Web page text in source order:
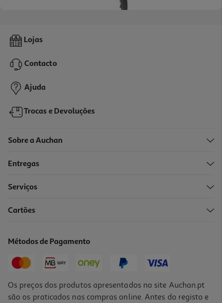
Secador De Cabelo Qilive Q.7760 2200w Com Difusor E Tecnologia
Iónica
19,99 €
Lojas
Contacto
Ajuda
Trocas e Devoluções
Sobre a Auchan
Entregas
Serviços
Cartões
Métodos de Pagamento
Os preços dos produtos apresentados no site Auchan.pt
são os praticados nas compras online. Antes do registo e